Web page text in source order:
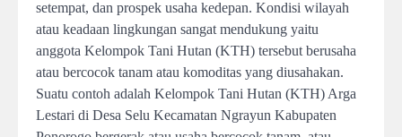
setempat, dan prospek usaha kedepan. Kondisi wilayah
atau keadaan lingkungan sangat mendukung yaitu
anggota Kelompok Tani Hutan (KTH) tersebut berusaha
atau bercocok tanam atau komoditas yang diusahakan.
Suatu contoh adalah Kelompok Tani Hutan (KTH) Arga
Lestari di Desa Selu Kecamatan Ngrayun Kabupaten